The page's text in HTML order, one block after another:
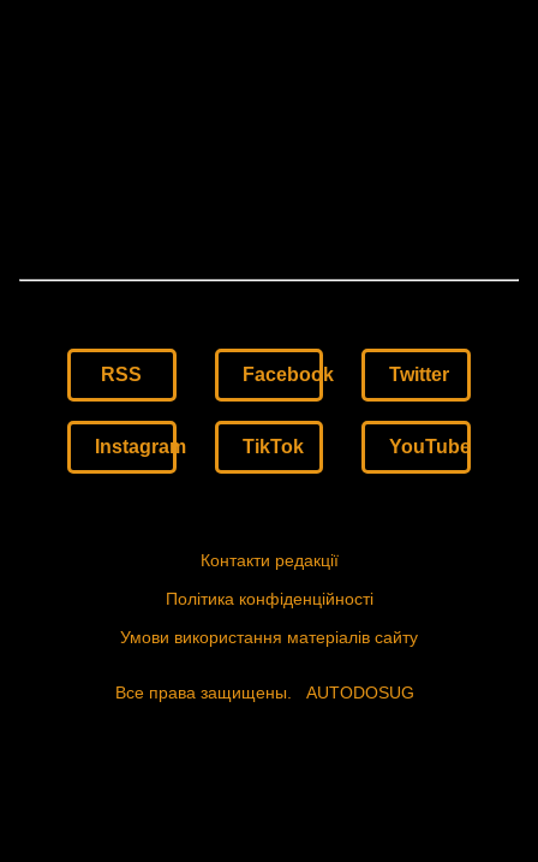
RSS Facebook Twitter
Instagram TikTok YouTube
Контакти редакції
Політика конфіденційності
Умови використання матеріалів сайту
Все права защищены. AUTODOSUG